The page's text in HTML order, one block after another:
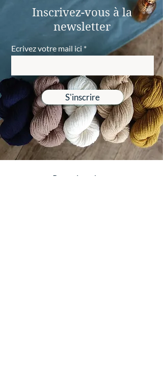
Inscrivez-vous à la
newsletter
Ecrivez votre mail ici
S'inscrire
Revenir en haut